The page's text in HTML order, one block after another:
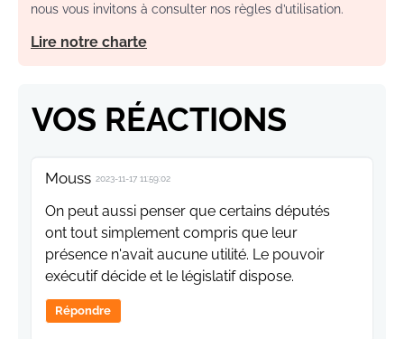
nous vous invitons à consulter nos règles d’utilisation.
Lire notre charte
VOS RÉACTIONS
Mouss 2023-11-17 11:59:02
On peut aussi penser que certains députés
ont tout simplement compris que leur
présence n'avait aucune utilité. Le pouvoir
exécutif décide et le législatif dispose.
Répondre